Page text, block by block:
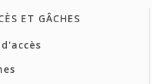
ET GÂCHES